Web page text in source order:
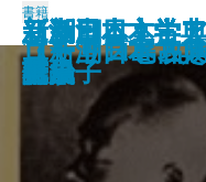
新潮日本文
安吾
《新潮日本古
下
深夜特急 第
深夜特急 第
新潮日本文
弥生子
新潮日本文
雄
新潮日本文
白秋
《新潮日本古
新潮日本文
秀雄
謎とき『罪と
書籍
新潮日本文
子規
新潮日本文
信夫
《新潮日本古
ユトリロと古
新潮日本文
野晶子
新潮日本文
花
ロードス島攻
新潮日本文
荷風
《新潮日本古
語
新潮日本文
英治